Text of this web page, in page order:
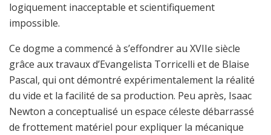
logiquement inacceptable et scientifiquement
impossible.
Ce dogme a commencé à s’effondrer au XVIIe siècle
grâce aux travaux d’Evangelista Torricelli et de Blaise
Pascal, qui ont démontré expérimentalement la réalité
du vide et la facilité de sa production. Peu après, Isaac
Newton a conceptualisé un espace céleste débarrassé
de frottement matériel pour expliquer la mécanique